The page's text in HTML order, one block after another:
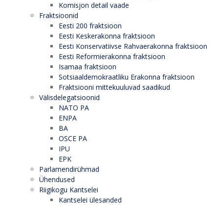
Komisjon detail vaade
Fraktsioonid
Eesti 200 fraktsioon
Eesti Keskerakonna fraktsioon
Eesti Konservatiivse Rahvaerakonna fraktsioon
Eesti Reformierakonna fraktsioon
Isamaa fraktsioon
Sotsiaaldemokraatliku Erakonna fraktsioon
Fraktsiooni mittekuuluvad saadikud
Välisdelegatsioonid
NATO PA
ENPA
BA
OSCE PA
IPU
EPK
Parlamendirühmad
Ühendused
Riigikogu Kantselei
Kantselei ülesanded